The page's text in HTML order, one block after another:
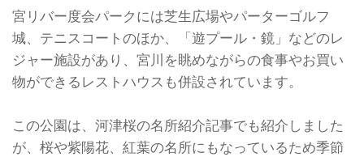
宮リバー度会パークには芝生広場やパーターゴルフ
城、テニスコートのほか、「遊プール・鏡」などのレ
ジャー施設があり、宮川を眺めながらの食事やお買い
物ができるレストハウスも併設されています。
この公園は、河津桜の名所紹介記事でも紹介しました
が、桜や紫陽花、紅葉の名所にもなっているため季節